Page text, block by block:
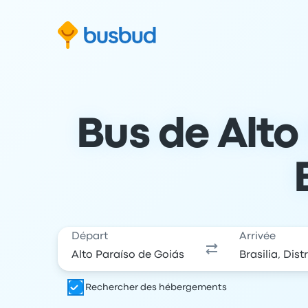
Bus de
Départ Arrivée
Rechercher des hébergements